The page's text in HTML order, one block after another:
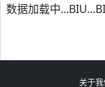
数据加载中
关于我